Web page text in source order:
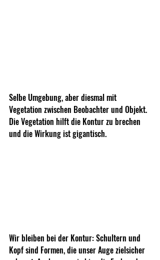
Selbe Umgebung, aber diesmal mit
Vegetation zwischen Beobachter und Objekt.
Die Vegetation hilft die Kontur zu brechen
und die Wirkung ist gigantisch.
Wir bleiben bei der Kontur: Schultern und
Kopf sind Formen, die unser Auge zielsicher